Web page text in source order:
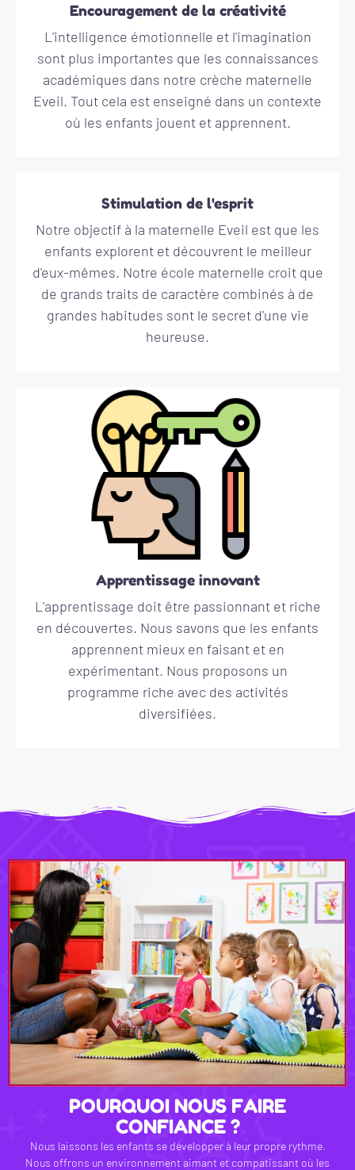
Encouragement de la créativité
L'intelligence émotionnelle et l'imagination
sont plus importantes que les connaissances
académiques dans notre crèche maternelle
Eveil. Tout cela est enseigné dans un contexte
où les enfants jouent et apprennent.
Stimulation de l'esprit
Notre objectif à la maternelle Eveil est que les
enfants explorent et découvrent le meilleur
d'eux-mêmes. Notre école maternelle croit que
de grands traits de caractère combinés à de
grandes habitudes sont le secret d'une vie
heureuse.
Apprentissage innovant
L'apprentissage doit être passionnant et riche
en découvertes. Nous savons que les enfants
apprennent mieux en faisant et en
expérimentant. Nous proposons un
programme riche avec des activités
diversifiées.
POURQUOI NOUS FAIRE
CONFIANCE ?
Nous laissons les enfants se développer à leur propre rythme.
Nous offrons un environnement aimant et compatissant où les